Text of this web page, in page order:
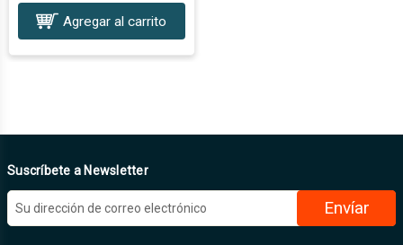
Agregar al carrito
Suscríbete a Newsletter